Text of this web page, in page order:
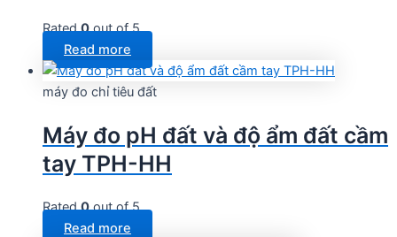
Rated0out of 5
Read more
máy đo chỉ tiêu đất
Máy đo pH đất và độ ẩm đất cầm
tay TPH-HH
Rated0out of 5
Read more